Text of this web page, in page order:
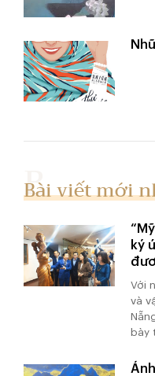
Bài viết mới
ký
Với
và
bày